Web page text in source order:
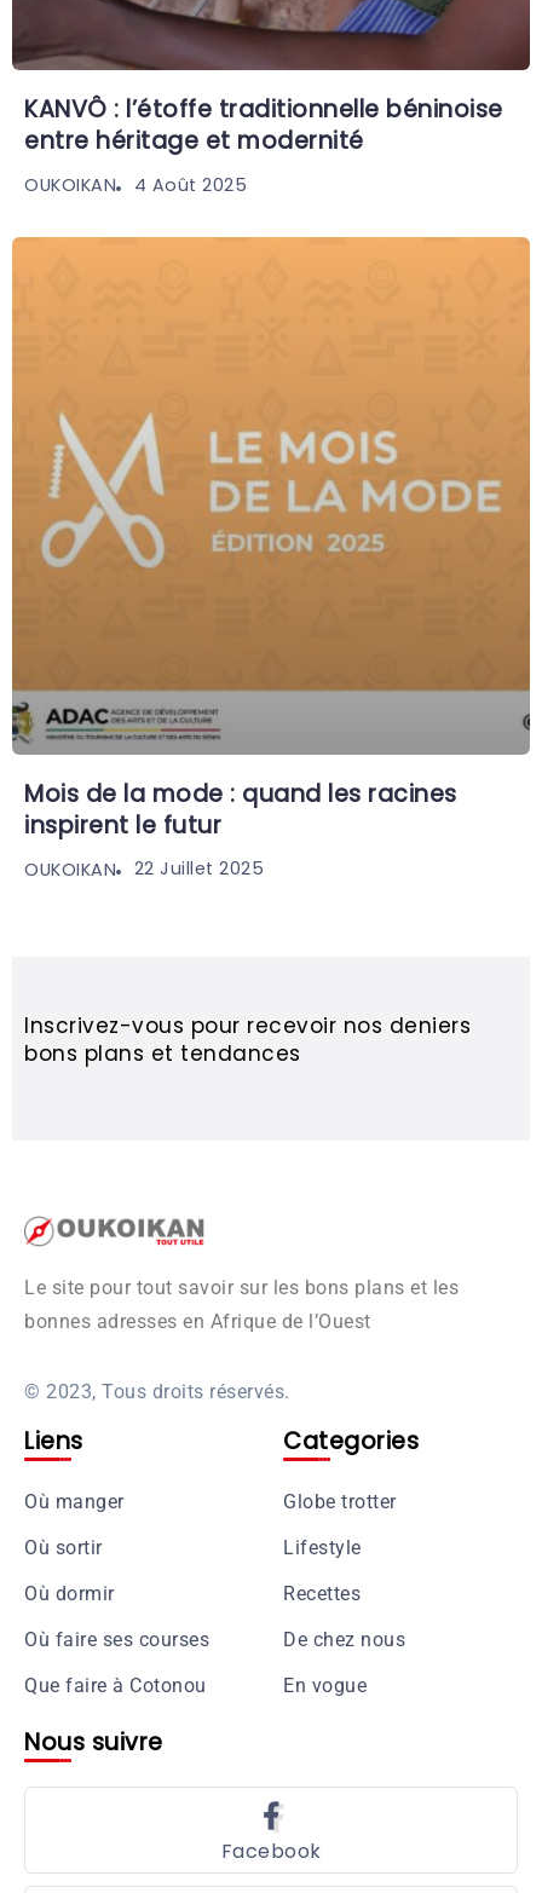
KANVÔ : l’étoffe traditionnelle béninoise
entre héritage et modernité
OUKOIKAN 4 Août 2025
Mois de la mode : quand les racines
inspirent le futur
OUKOIKAN 22 Juillet 2025
Inscrivez-vous pour recevoir nos deniers
bons plans et tendances
Le site pour tout savoir sur les bons plans et les
bonnes adresses en Afrique de l’Ouest
© 2023, Tous droits réservés.
Liens
Où manger
Où sortir
Où dormir
Où faire ses courses
Que faire à Cotonou
Categories
Globe trotter
Lifestyle
Recettes
De chez nous
En vogue
Nous suivre
Facebook